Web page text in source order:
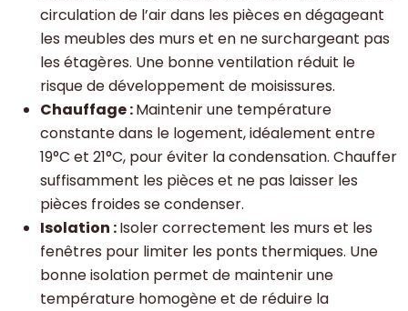
circulation de l’air dans les pièces en dégageant
les meubles des murs et en ne surchargeant pas
les étagères. Une bonne ventilation réduit le
risque de développement de moisissures.
Chauffage :Maintenir une température
constante dans le logement, idéalement entre
19°C et 21°C, pour éviter la condensation. Chauffer
suffisamment les pièces et ne pas laisser les
pièces froides se condenser.
Isolation :Isoler correctement les murs et les
fenêtres pour limiter les ponts thermiques. Une
bonne isolation permet de maintenir une
température homogène et de réduire la